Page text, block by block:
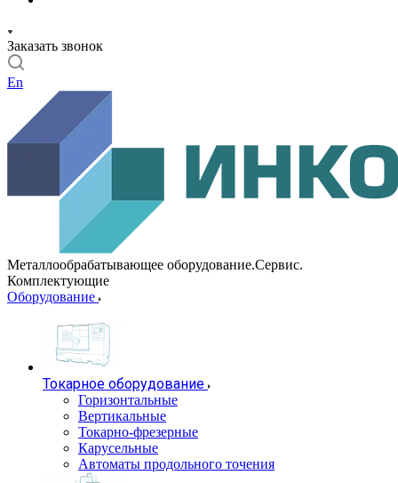
Заказать звонок
En
Металлообрабатывающее оборудование.Сервис.
Комплектующие
Оборудование
Токарное оборудование
Горизонтальные
Вертикальные
Токарно-фрезерные
Карусельные
Автоматы продольного точения